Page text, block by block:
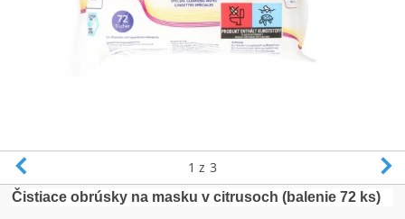
1 z 3
Čistiace obrúsky na masku v citrusoch (balenie 72 ks)